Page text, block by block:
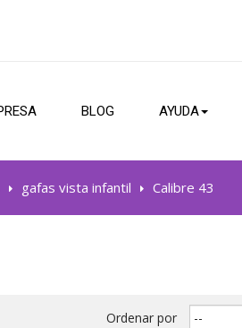
BLOG AYUDA
> gafas vista infantil > Calibre 43
Ordenar por